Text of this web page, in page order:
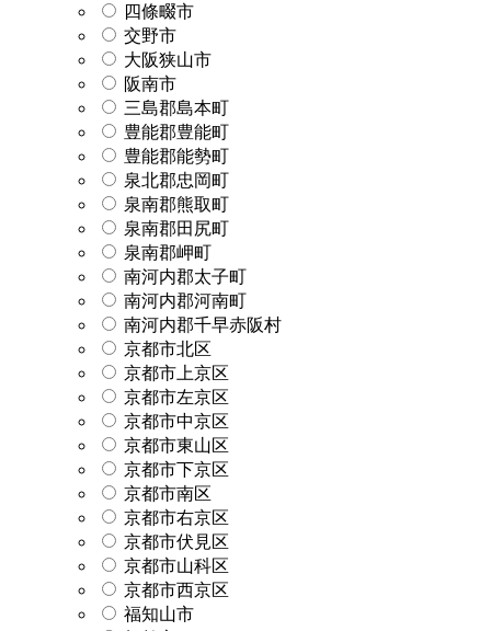
四條畷市
交野市
大阪狭山市
阪南市
三島郡島本町
豊能郡豊能町
豊能郡能勢町
泉北郡忠岡町
泉南郡熊取町
泉南郡田尻町
泉南郡岬町
南河内郡太子町
南河内郡河南町
南河内郡千早赤阪村
京都市北区
京都市上京区
京都市左京区
京都市中京区
京都市東山区
京都市下京区
京都市南区
京都市右京区
京都市伏見区
京都市山科区
京都市西京区
福知山市